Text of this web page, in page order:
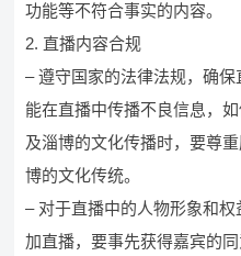
功能等不符合事实的内容。
2. 直播内容合规
– 遵守国家的法律法规，确
能在直播中传播不良信息，
及淄博的文化传播时，要尊
博的文化传统。
– 对于直播中的人物形象和
加直播，要事先获得嘉宾的